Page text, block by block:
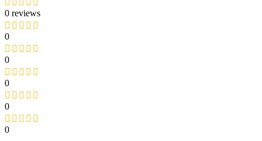
0 reviews
0
0
0
0
0